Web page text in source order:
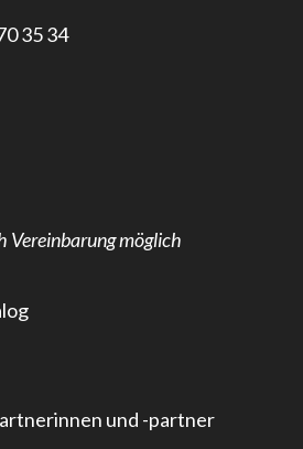
35 34
Vereinbarung möglich
und -partner